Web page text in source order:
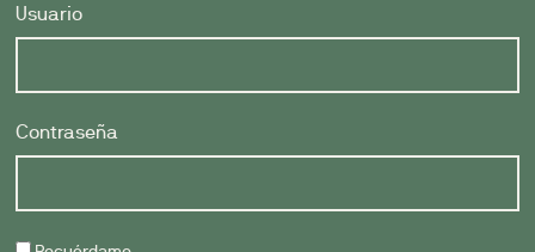
Usuario
Contraseña